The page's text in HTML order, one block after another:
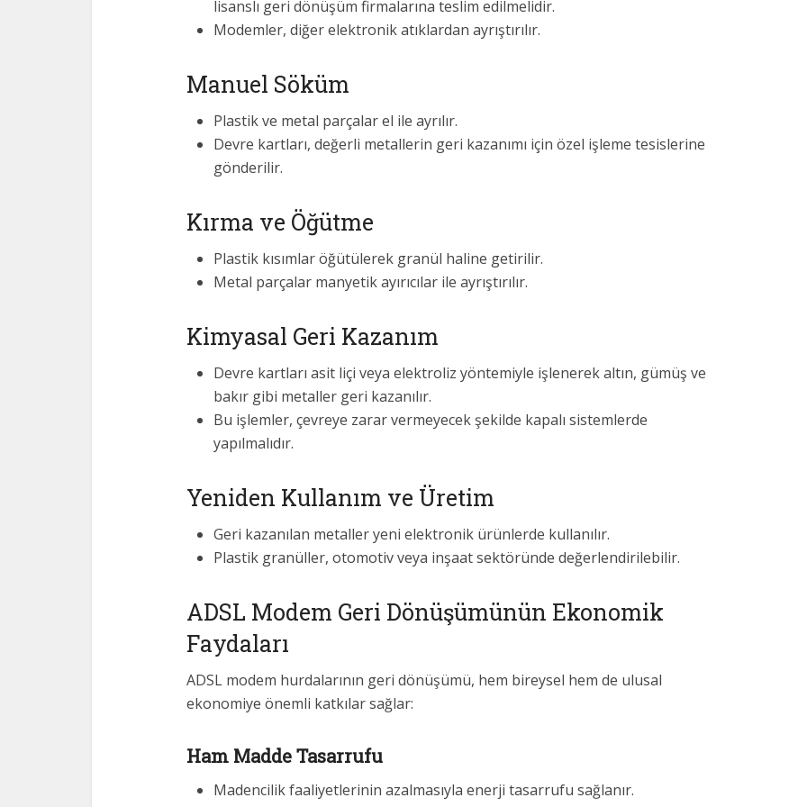
lisanslı geri dönüşüm firmalarına teslim edilmelidir.
Modemler, diğer elektronik atıklardan ayrıştırılır.
Manuel Söküm
Plastik ve metal parçalar el ile ayrılır.
Devre kartları, değerli metallerin geri kazanımı için özel işleme tesislerine
gönderilir.
Kırma ve Öğütme
Plastik kısımlar öğütülerek granül haline getirilir.
Metal parçalar manyetik ayırıcılar ile ayrıştırılır.
Kimyasal Geri Kazanım
Devre kartları asit liçi veya elektroliz yöntemiyle işlenerek altın, gümüş ve
bakır gibi metaller geri kazanılır.
Bu işlemler, çevreye zarar vermeyecek şekilde kapalı sistemlerde
yapılmalıdır.
Yeniden Kullanım ve Üretim
Geri kazanılan metaller yeni elektronik ürünlerde kullanılır.
Plastik granüller, otomotiv veya inşaat sektöründe değerlendirilebilir.
ADSL Modem Geri Dönüşümünün Ekonomik
Faydaları
ADSL modem hurdalarının geri dönüşümü, hem bireysel hem de ulusal
ekonomiye önemli katkılar sağlar:
Ham Madde Tasarrufu
Madencilik faaliyetlerinin azalmasıyla enerji tasarrufu sağlanır.